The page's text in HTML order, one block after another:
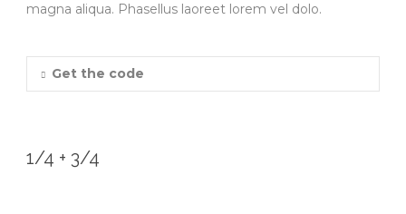
magna aliqua. Phasellus laoreet lorem vel dolo.
Get the code
1/4 + 3/4